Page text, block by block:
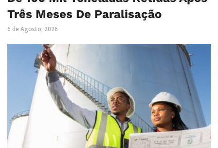
Três Meses De Paralisação
6 de Agosto, 2026